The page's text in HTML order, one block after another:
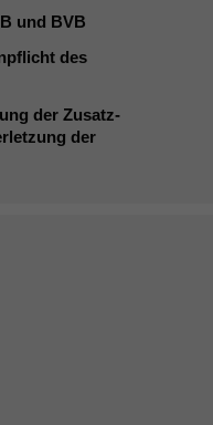
und BVB
des
der Zusatz-
der